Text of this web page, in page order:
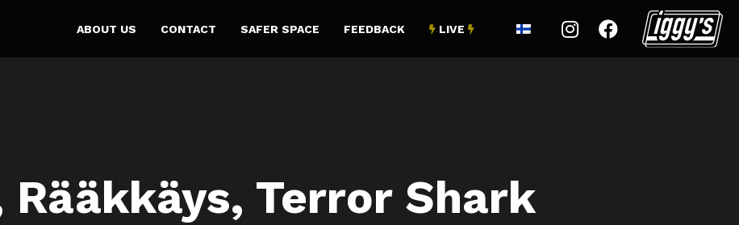
ABOUT US CONTACT SAFER SPACE FEEDBACK  LIVE   
Rääkkäys, Terror Shark